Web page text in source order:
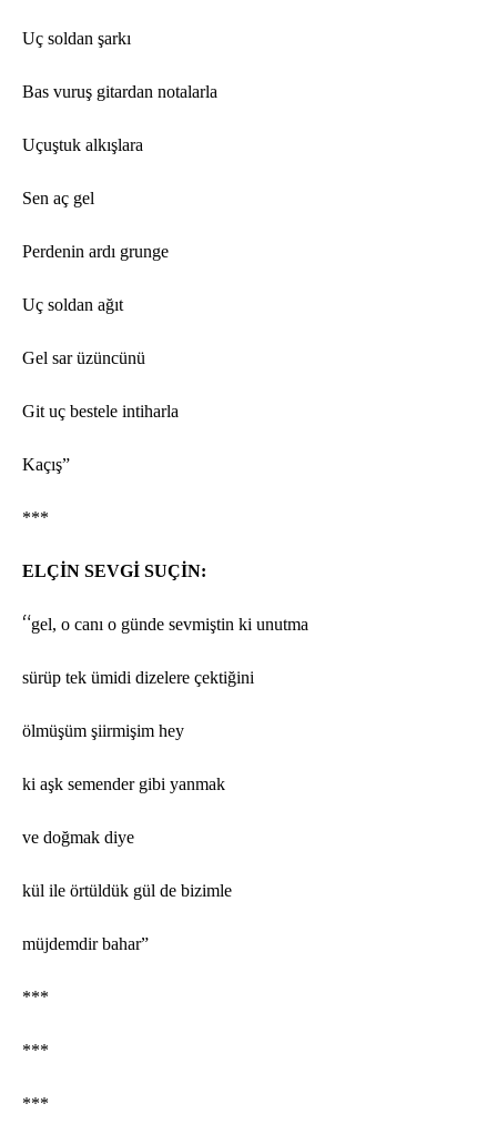
Uç soldan şarkı
Bas vuruş gitardan notalarla
Uçuştuk alkışlara
Sen aç gel
Perdenin ardı grunge
Uç soldan ağıt
Gel sar üzüncünü
Git uç bestele intiharla
Kaçış”
***
ELÇİN SEVGİ SUÇİN:
“gel, o canı o günde sevmiştin ki unutma
sürüp tek ümidi dizelere çektiğini
ölmüşüm şiirmişim hey
ki aşk semender gibi yanmak
ve doğmak diye
kül ile örtüldük gül de bizimle
müjdemdir bahar”
***
***
***